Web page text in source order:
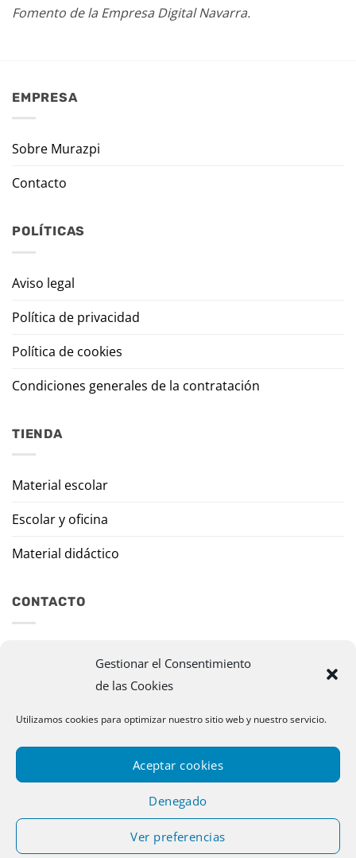
Gestionar el Consentimiento
de las Cookies
Utilizamos cookies para optimizar nuestro sitio web y nuestro servicio.
Aceptar cookies
Denegado
Ver preferencias
Fomento de la Empresa Digital Navarra.
EMPRESA
Sobre Murazpi
Contacto
POLÍTICAS
Aviso legal
Política de privacidad
Política de cookies
Condiciones generales de la contratación
TIENDA
Material escolar
Escolar y oficina
Material didáctico
CONTACTO
murazpi@murazpi.com
948 234 436 – 623 195 518